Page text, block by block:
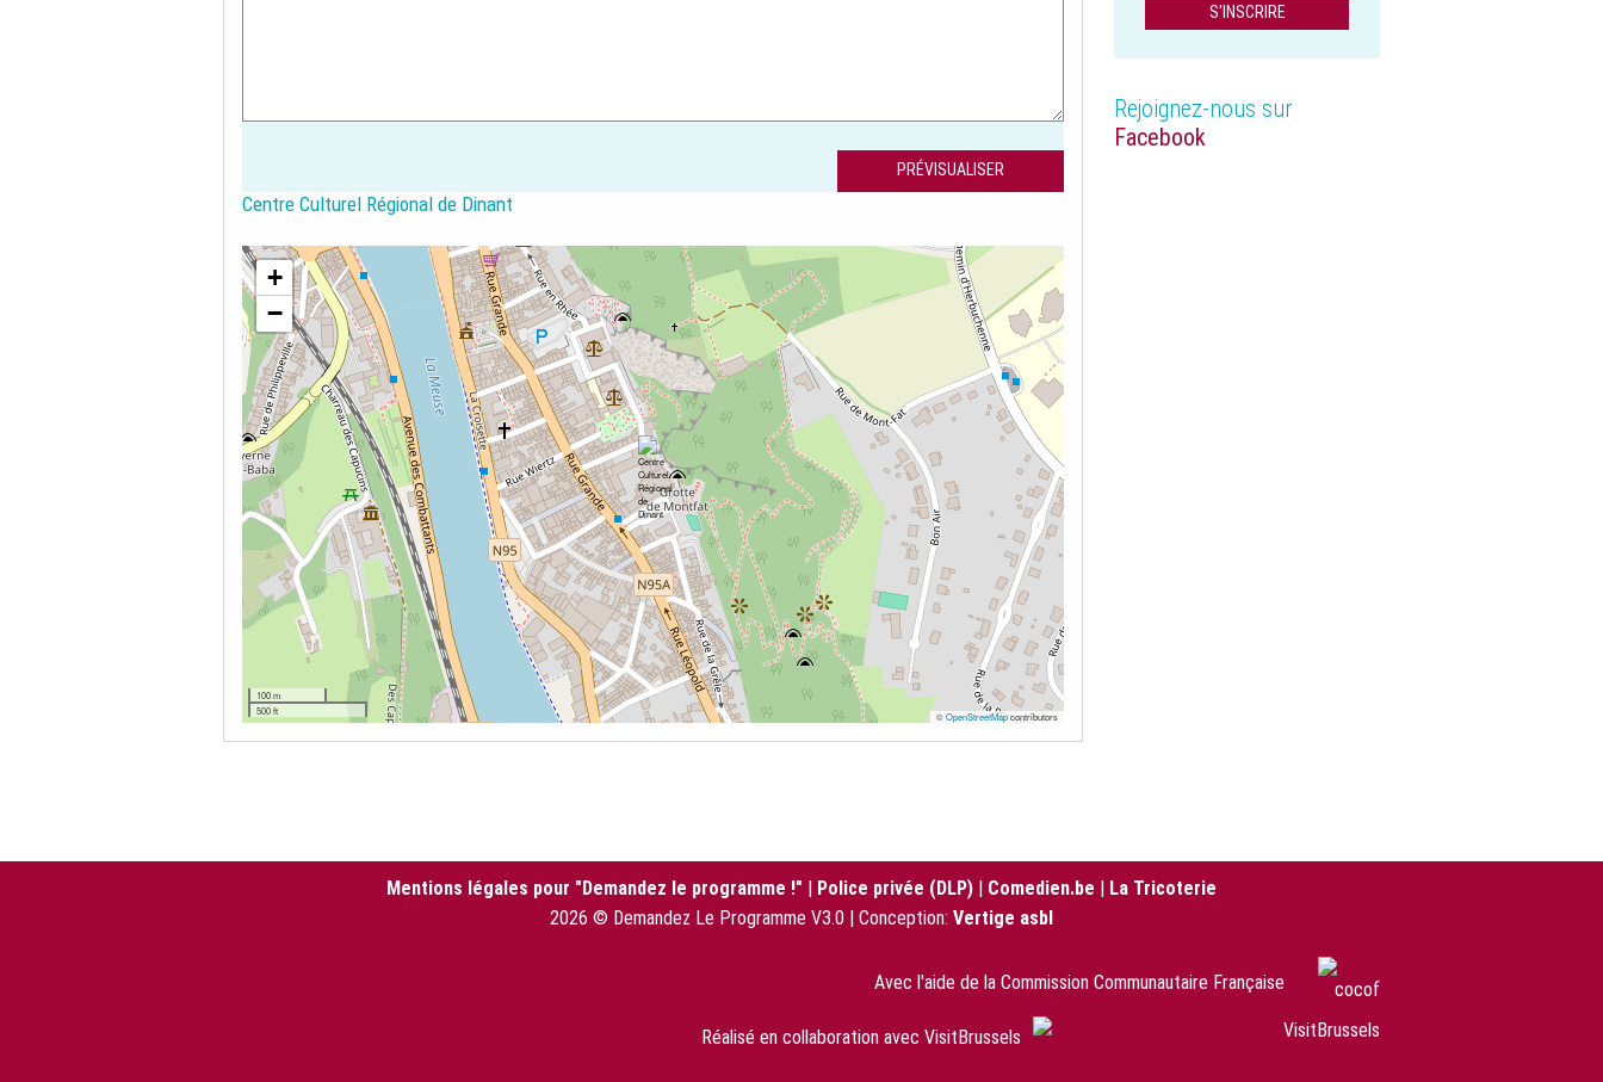
Centre Culturel Régional de Dinant
+
−
100 m
500 ft
©OpenStreetMapcontributors
Rejoignez-nous sur
Facebook
Mentions légales pour "Demandez le programme !" | Police privée (DLP) | Comedien.be | La Tricoterie
2026 © Demandez Le Programme V3.0 | Conception: Vertige asbl
Avec l'aide de la Commission Communautaire Française
Réalisé en collaboration avec VisitBrussels